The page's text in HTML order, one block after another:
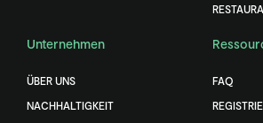
Unternehmen
ÜBER UNS
NACHHALTIGKEIT
FAQ